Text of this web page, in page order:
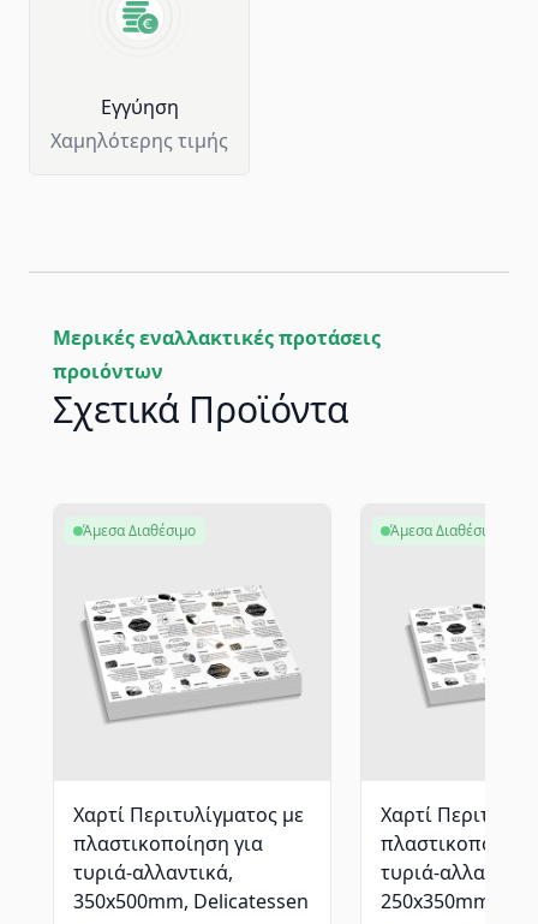
Eγγύηση
Χαμηλότερης τιμής
Μερικές εναλλακτικές προτάσεις
προιόντων
Σχετικά Προϊόντα
Χαρτί Περιτυλίγματος με
πλαστικοποίηση για
τυριά-αλλαντικά,
350x500mm, Delicatessen
Άμεσα Διαθέσιμο
Χαρτί
πλαστικοποίηση
τυριά-
250x350mm,
Άμεσα Διαθέσιμο